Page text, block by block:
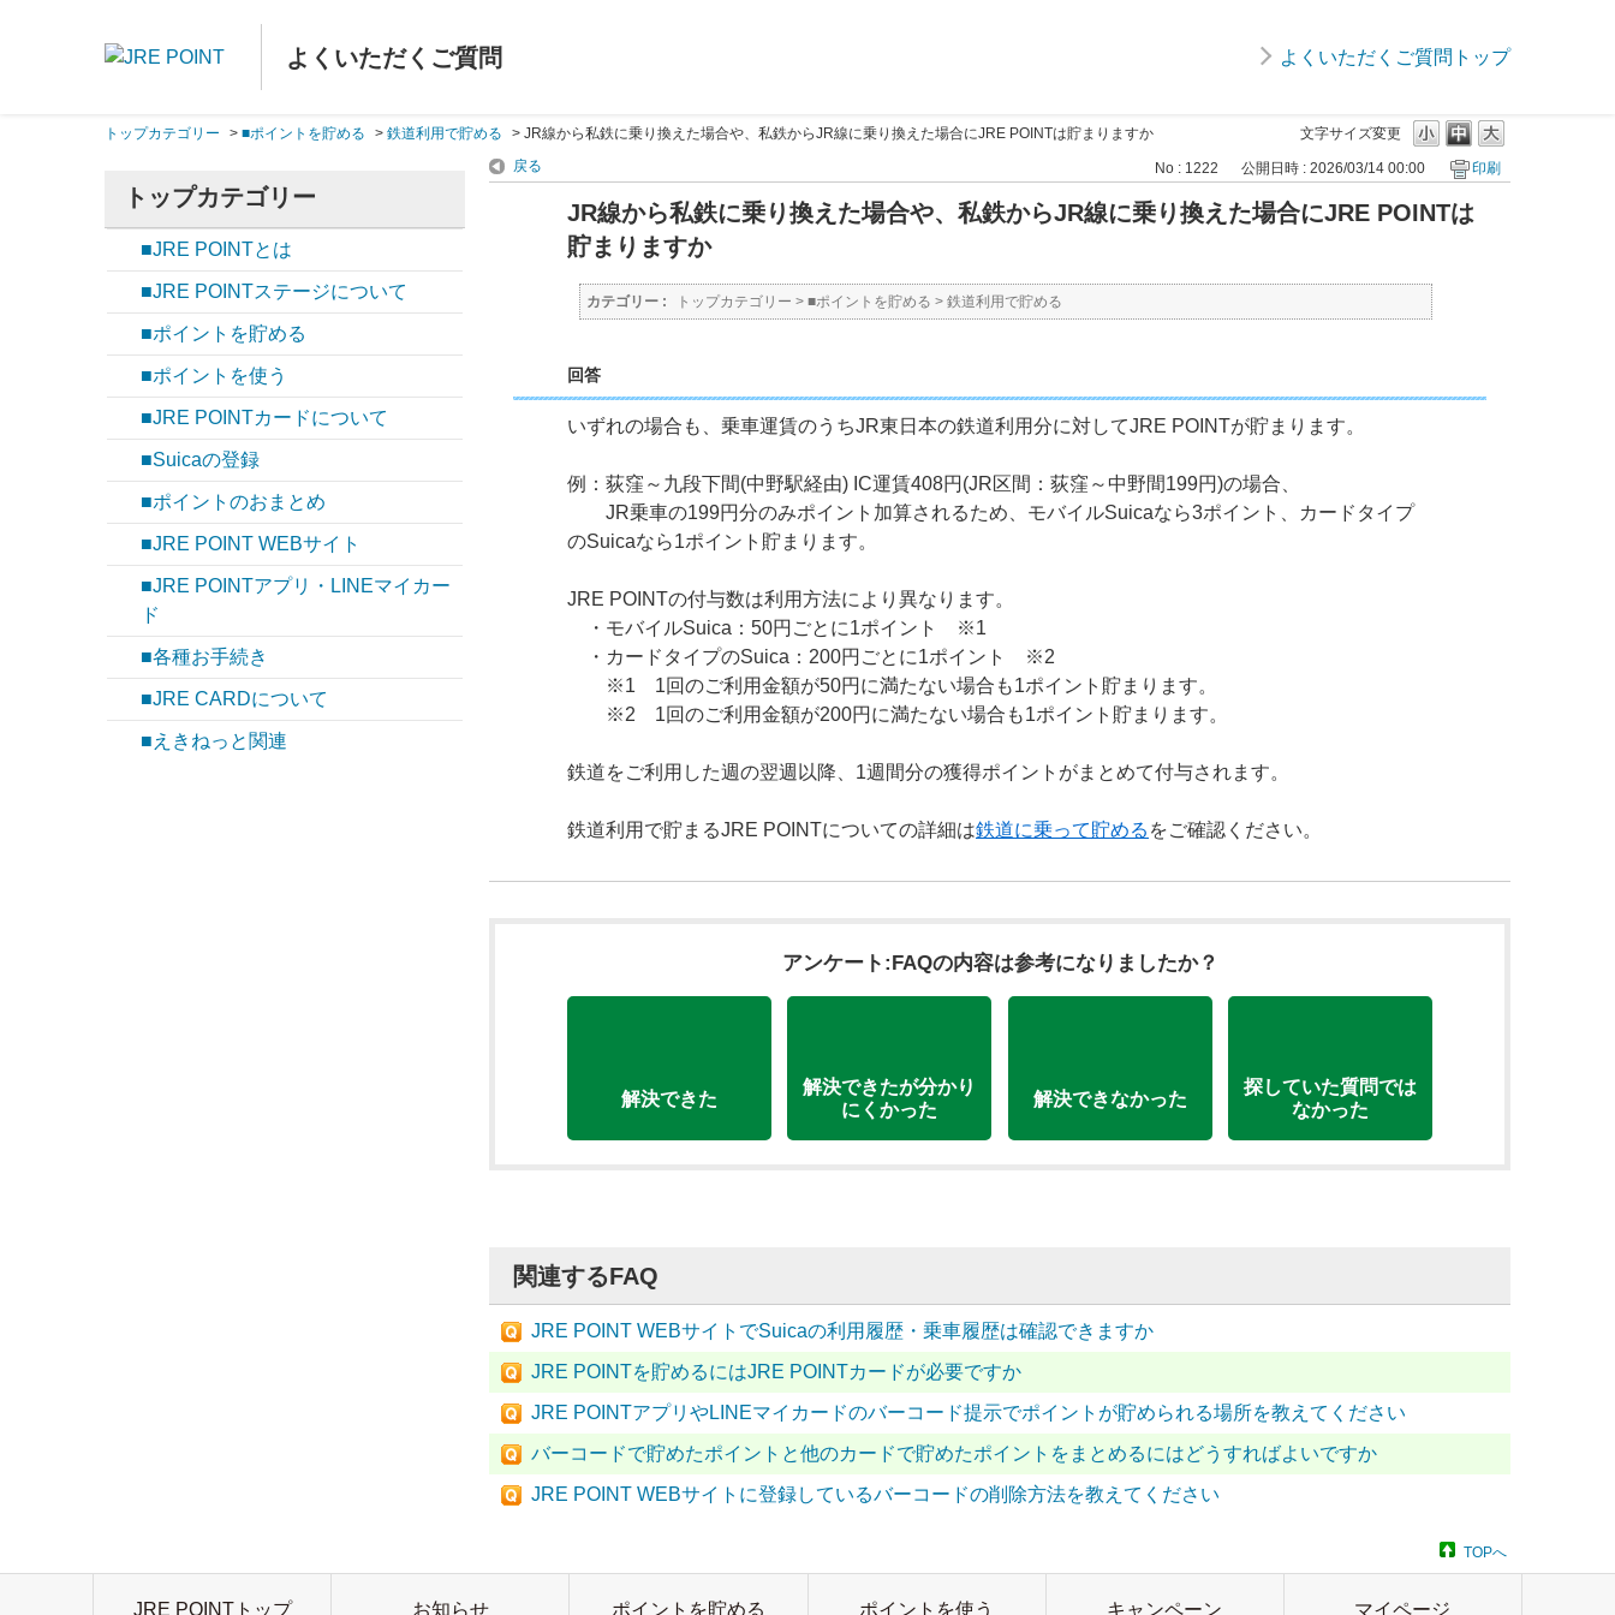
よくいただくご質問 よくいただくご質問トップ
文字サイズ変更
トップカテゴリー > ■ポイントを貯める > 鉄道利用で貯める > JR線から私鉄に乗り換えた場合や、私鉄からJR線に乗り換えた場合にJRE POINTは貯まりますか
トップカテゴリー
■JRE POINTとは
■JRE POINTステージについて
■ポイントを貯める
■ポイントを使う
■JRE POINTカードについて
■Suicaの登録
■ポイントのおまとめ
■JRE POINT WEBサイト
■JRE POINTアプリ・LINEマイカー
ド
■各種お手続き
■JRE CARDについて
■えきねっと関連
戻る No : 1222 公開日時 : 2026/03/14 00:00 印刷
JR線から私鉄に乗り換えた場合や、私鉄からJR線に乗り換えた場合にJRE POINTは
貯まりますか
カテゴリー : トップカテゴリー > ■ポイントを貯める > 鉄道利用で貯める
回答
いずれの場合も、乗車運賃のうちJR東日本の鉄道利用分に対してJRE POINTが貯まります。
例：荻窪～九段下間(中野駅経由) IC運賃408円(JR区間：荻窪～中野間199円)の場合、
JR乗車の199円分のみポイント加算されるため、モバイルSuicaなら3ポイント、カードタイプ
のSuicaなら1ポイント貯まります。
JRE POINTの付与数は利用方法により異なります。
・モバイルSuica：50円ごとに1ポイント ※1
・カードタイプのSuica：200円ごとに1ポイント ※2
※1 1回のご利用金額が50円に満たない場合も1ポイント貯まります。
※2 1回のご利用金額が200円に満たない場合も1ポイント貯まります。
鉄道をご利用した週の翌週以降、1週間分の獲得ポイントがまとめて付与されます。
鉄道利用で貯まるJRE POINTについての詳細は鉄道に乗って貯める をご確認ください。
アンケート:FAQの内容は参考になりましたか？
解決できた
解決できたが分かり
にくかった
解決できなかった
探していた質問では
なかった
関連するFAQ
JRE POINT WEBサイトでSuicaの利用履歴・乗車履歴は確認できますか
JRE POINTを貯めるにはJRE POINTカードが必要ですか
JRE POINTアプリやLINEマイカードのバーコード提示でポイントが貯められる場所を教えてください
バーコードで貯めたポイントと他のカードで貯めたポイントをまとめるにはどうすればよいですか
JRE POINT WEBサイトに登録しているバーコードの削除方法を教えてください
TOPへ
JRE POINTトップ お知らせ ポイントを貯める ポイントを使う キャンペーン マイページ